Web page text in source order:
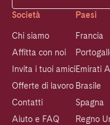
Società
Chi siamo
Affitta con noi
Invita i tuoi amici
Offerte di lavoro
Contatti
Aiuto e FAQ
Paesi
Francia
Emirati
Brasile
Spagna
Regno